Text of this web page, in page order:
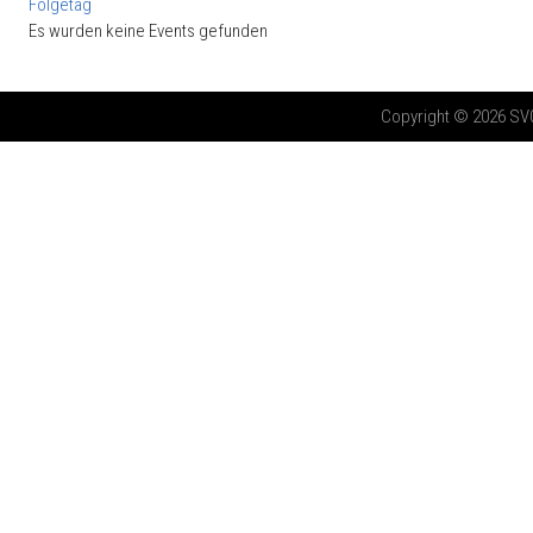
Folgetag
Es wurden keine Events gefunden
Copyright © 2026